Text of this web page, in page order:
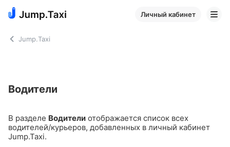
Личный кабинет
Jump.Taxi
Водители
В разделе Водители отображается список всех
водителей/курьеров, добавленных в личный кабинет
Jump.Taxi.